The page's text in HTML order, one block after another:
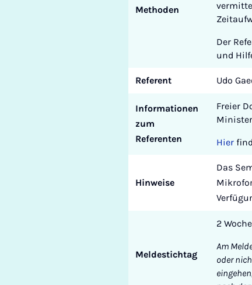
Methoden
Der
und
Referent Udo
Informationen
zum
Referenten
Freier
Hier
Hinweise
Das
Meldestichtag
2
Am
oder